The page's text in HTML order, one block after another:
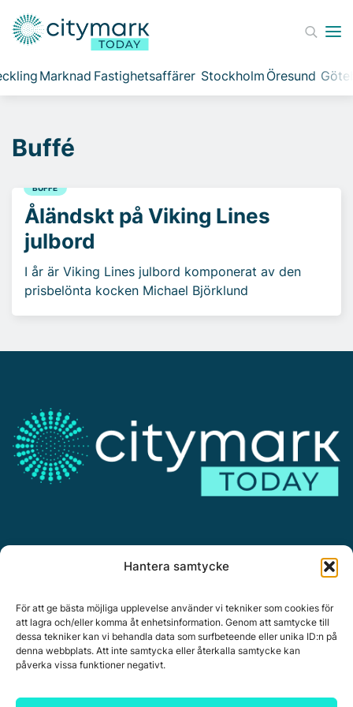
Hantera samtycke
För att ge bästa möjliga upplevelse använder vi tekniker som cookies för
att lagra och/eller komma åt enhetsinformation. Genom att samtycke till
dessa tekniker kan vi behandla data som surfbeteende eller unika ID:n på
denna webbplats. Att inte samtycka eller återkalla samtycke kan
påverka vissa funktioner negativt.
Marknad Fastighetsaffärer Stockholm Öresund
Buffé
BUFFÉ
Åländskt på Viking Lines
julbord
I år är Viking Lines julbord komponerat av den
prisbelönta kocken Michael Björklund
Personuppgiftspolicy
www.citymark.se, Tel. växel 0651-15050,Policy för